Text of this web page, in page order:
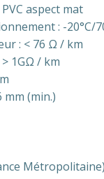
aspect mat
: -20°C/
: < 76 Ω / km
> 1GΩ / km
mm (min.)
Métropolitaine)